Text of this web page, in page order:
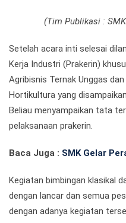
(Tim Publikasi :
Setelah acara inti selesai
Kerja Industri (Prakerin)
Agribisnis Ternak Unggas
Hortikultura yang
Beliau menyampaikan tata
pelaksanaan prakerin.
Baca Juga : SMK Gelar
Kegiatan bimbingan klasikal
dengan lancar dan semua
dengan adanya kegiatan